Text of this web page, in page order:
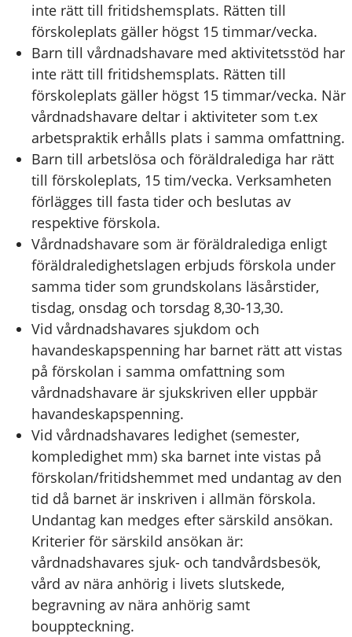
inte rätt till fritidshemsplats. Rätten till
förskoleplats gäller högst 15 timmar/vecka.
Barn till vårdnadshavare med aktivitetsstöd har
inte rätt till fritidshemsplats. Rätten till
förskoleplats gäller högst 15 timmar/vecka. När
vårdnadshavare deltar i aktiviteter som t.ex
arbetspraktik erhålls plats i samma omfattning.
Barn till arbetslösa och föräldralediga har rätt
till förskoleplats, 15 tim/vecka. Verksamheten
förlägges till fasta tider och beslutas av
respektive förskola.
Vårdnadshavare som är föräldralediga enligt
föräldraledighetslagen erbjuds förskola under
samma tider som grundskolans läsårstider,
tisdag, onsdag och torsdag 8,30-13,30.
Vid vårdnadshavares sjukdom och
havandeskapspenning har barnet rätt att vistas
på förskolan i samma omfattning som
vårdnadshavare är sjukskriven eller uppbär
havandeskapspenning.
Vid vårdnadshavares ledighet (semester,
kompledighet mm) ska barnet inte vistas på
förskolan/fritidshemmet med undantag av den
tid då barnet är inskriven i allmän förskola.
Undantag kan medges efter särskild ansökan.
Kriterier för särskild ansökan är:
vårdnadshavares sjuk- och tandvårdsbesök,
vård av nära anhörig i livets slutskede,
begravning av nära anhörig samt
bouppteckning.